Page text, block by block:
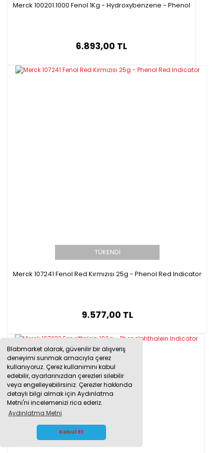
Blabmarket olarak, güvenilir bir alışveriş
deneyimi sunmak amacıyla çerez
kullanıyoruz. Çerez kullanımını kabul
edebilir, ayarlarınızdan çerezleri silebilir
veya engelleyebilirsiniz. Çerezler hakkında
detaylı bilgi almak için Aydınlatma
Metni'ni incelemenizi rica ederiz.
Aydınlatma Metni
Kabul Et
Merck 100201.1000 Fenol 1Kg - Hydroxybenzene - Phenol
6.893,00 TL
TÜKENDİ
Merck 107241 Fenol Red Kırmızısı 25g - Phenol Red Indicator
9.577,00 TL
WHATSAPP İLETİŞİM